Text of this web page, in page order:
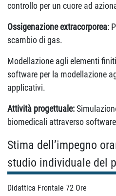
controllo per un cuore ad
Ossigenazione extracorporea:
scambio di gas.
Modellazione agli elementi
software per la modellazione
applicativi.
Attività progettuale:
biomedicali attraverso
Stima dell’impegno
studio individuale del
Didattica Frontale 72 Ore